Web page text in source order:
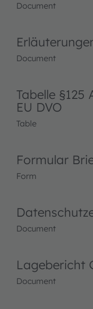
Document
Document
Tabelle §125
EU DVO
Table
Formular
Form
Document
Lagebericht
Document